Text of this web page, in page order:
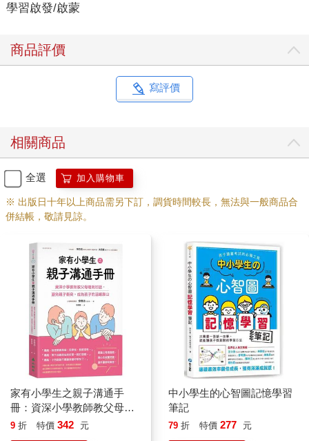
里。我有一次就很好奇地請教她：「Annie姊，您是怎麼做到
Annie姊只是笑笑地說：「我每天上午起床習慣有一個儀式，那就
是換運動服！這個有做到就可以了！」
我還是一臉疑惑地問：「這麼神奇？可以請您多說一點嗎？」
慣。我已經習慣多年一早起來換運動服了，不論天氣如何，先換
好衣服再說！當衣服都換好之後，好像沒有動一動就覺得不對
勁，開始動就會發現很快就順利完成了，其實也沒有這麼困
難。」
我後來仔細研究<<原子習慣>>，發現習慣是可以拆解的，一個習
慣可能會有幾個步驟，像是出門跑步為例，我可以簡單拆解如
起床盥洗
換運動服
拉筋伸展
出門跑步
回家盥洗
所以只要能夠確保自己每一步都順利完成，累積起來就是完成一
件事情。同樣的，這對孩子也是一樣！習慣養成這件事不分成人
或小孩！因為孩子很常拖拖拉拉寫作業，可能明明一個小時就可
以順利完成的作業可以拖到兩天還沒寫完，然後我看到不少家長
就會很生氣，覺得這孩子這麼拖拉，以後長大該怎麼辦？我並不
學習啟發/啟蒙
商品評價
寫評價
相關商品
全選 加入購物車
※ 出版日十年以上商品需另下訂，調貨時間較長，無法與一般商品合
併結帳，敬請見諒。
家有小學生之親子溝通手
冊：資深小學教師教父母聰
明回話，避免親子衝突，成
9 折 特價 342 元
中小學生的心智圖記憶學習
筆記
79 折 特價 277 元